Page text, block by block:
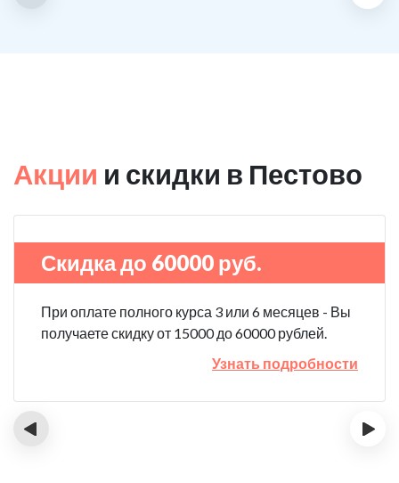
Акции и скидки в Пестово
Скидка до 60000 руб.
При оплате полного курса 3 или 6 месяцев - Вы
получаете скидку от 15000 до 60000 рублей.
Узнать подробности
‹ ›